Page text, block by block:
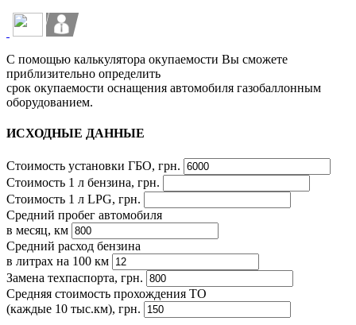
С помощью калькулятора окупаемости Вы сможете
приблизительно определить
срок окупаемости оснащения автомобиля газобаллонным
оборудованием.
ИСХОДНЫЕ ДАННЫЕ
Стоимость установки ГБО, грн.
Стоимость 1 л бензина, грн.
Стоимость 1 л LPG, грн.
Средний пробег автомобиля
в месяц, км
Средний расход бензина
в литрах на 100 км
Замена техпаспорта, грн.
Средняя стоимость прохождения ТО
(каждые 10 тыс.км), грн.